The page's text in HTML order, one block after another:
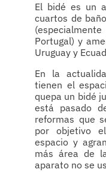
El bidé es un
cuartos de
Portugal) y
Uruguay y
En la
tienen el
quepa un bidé
está pasado
reformas que
por objetivo
espacio y
más área de
aparato no se